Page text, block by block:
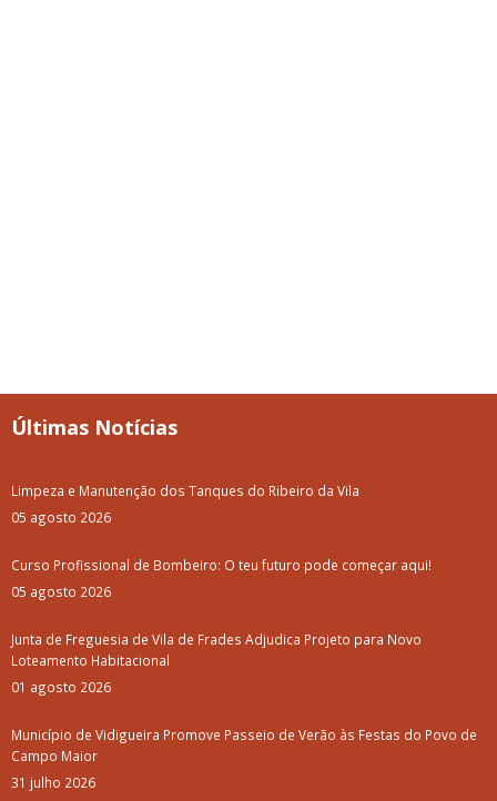
Últimas Notícias
Limpeza e Manutenção dos Tanques do Ribeiro da Vila
05 agosto 2026
Curso Profissional de Bombeiro: O teu futuro pode começar aqui!
05 agosto 2026
Junta de Freguesia de Vila de Frades Adjudica Projeto para Novo
Loteamento Habitacional
01 agosto 2026
Município de Vidigueira Promove Passeio de Verão às Festas do Povo de
Campo Maior
31 julho 2026